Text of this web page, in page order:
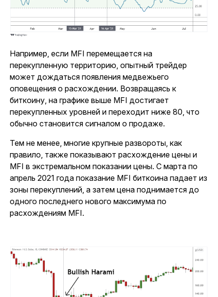
Например, если MFI перемещается на
перекупленную территорию, опытный трейдер
может дождаться появления медвежьего
оповещения о расхождении. Возвращаясь к
биткоину, на графике выше MFI достигает
перекупленных уровней и переходит ниже 80, что
обычно становится сигналом о продаже.
Тем не менее, многие крупные развороты, как
правило, также показывают расхождение цены и
MFI в экстремальном показании цены. С марта по
апрель 2021 года показание MFI биткоина падает из
зоны перекуплений, а затем цена поднимается до
одного последнего нового максимума по
расхождениям MFI.